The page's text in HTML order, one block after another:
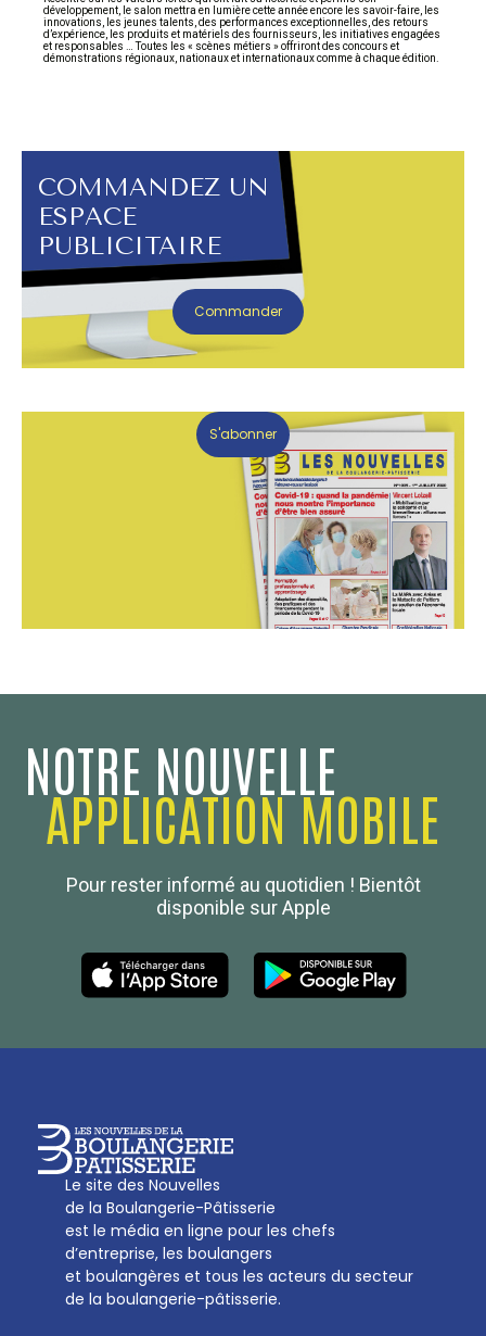
développement, le salon mettra en lumière cette année encore les savoir-faire, les
innovations, les jeunes talents, des performances exceptionnelles, des retours
d’expérience, les produits et matériels des fournisseurs, les initiatives engagées
et responsables … Toutes les « scènes métiers » offriront des concours et
démonstrations régionaux, nationaux et internationaux comme à chaque édition.
COMMANDEZ UN
ESPACE
PUBLICITAIRE
Commander
S'abonner
NOTRE NOUVELLE
APPLICATION MOBILE
Pour rester informé au quotidien ! Bientôt
disponible sur Apple
Le site des Nouvelles
de la Boulangerie-Pâtisserie
est le média en ligne pour les chefs
d’entreprise, les boulangers
et boulangères et tous les acteurs du secteur
de la boulangerie-pâtisserie.
Boulanger de France
Les Nouvelles de la Boulangerie-Pâtisserie Française
27, av d’Eylau - 75782 Paris Cédex 16
01 53 70 16 25